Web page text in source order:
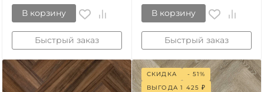
В корзину
Быстрый заказ
В корзину
Быстрый заказ
СКИДКА
- 51%
ВЫГОДА1 425 ₽